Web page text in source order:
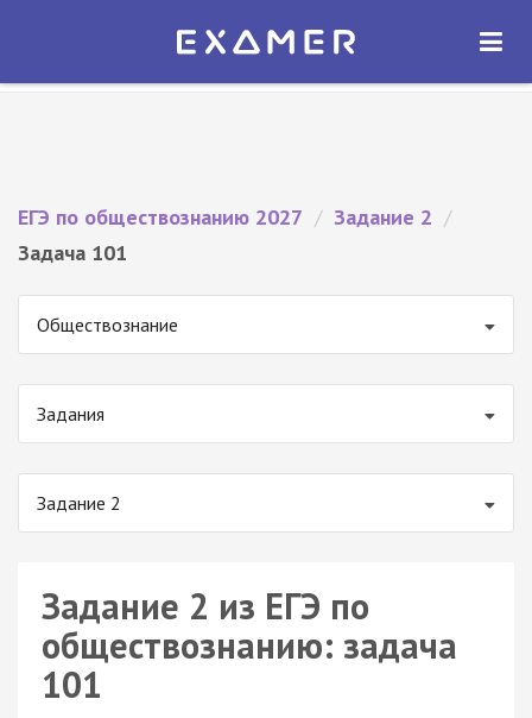
Экзамер — ЕГЭ 2027
ОТКРЫТЬ
ЕГЭ по обществознанию 2027 / Задание 2 /
Задача 101
Обществознание
Задания
Задание 2
Задание 2 из ЕГЭ по
обществознанию: задача
101